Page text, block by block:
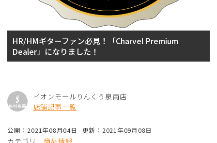
HR/HMギターファン必見！「Charvel Premium
Dealer」になりました！
イオンモールりんくう泉南店
店舗記事一覧
公開：2021年08月04日 更新：2021年09月08日
カテゴリ
商品情報